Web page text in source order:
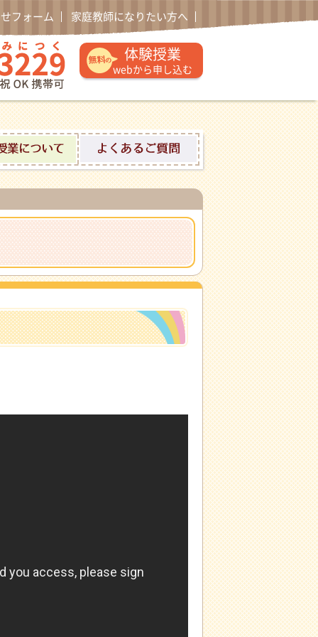
フォーム 家庭教師になりたい方へ
通話無料 0120-52-3229 午後1時〜午後10時土日祝日
体験授業
webから申し込む
フィール 体験授業について よくあるご質問